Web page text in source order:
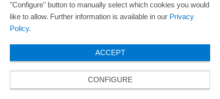
"Configure" button to manually select which cookies you would
like to allow. Further information is available in our Privacy
Policy.
ACCEPT
CONFIGURE